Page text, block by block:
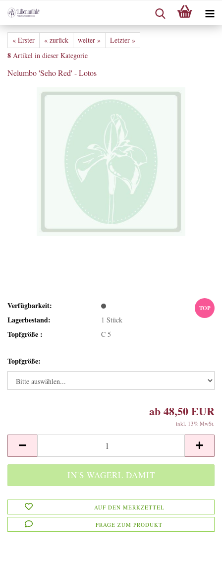
« Erster « zurück weiter » Letzter »
8 Artikel in dieser Kategorie
Nelumbo 'Seho Red' - Lotos
TOP
Verfügbarkeit:
Lagerbestand:
1Stück
Topfgröße : C 5
Topfgröße:
ab 48,50 EUR
inkl. 13% MwSt.
AUF DEN MERKZETTEL
FRAGE ZUM PRODUKT